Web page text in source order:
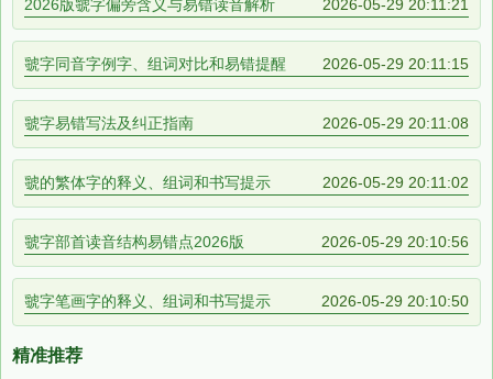
2026版虢字偏旁含义与易错读音解析 2026-05-29 20:11:21
虢字同音字例字、组词对比和易错提醒 2026-05-29 20:11:15
虢字易错写法及纠正指南 2026-05-29 20:11:08
虢的繁体字的释义、组词和书写提示 2026-05-29 20:11:02
虢字部首读音结构易错点2026版 2026-05-29 20:10:56
虢字笔画字的释义、组词和书写提示 2026-05-29 20:10:50
精准推荐